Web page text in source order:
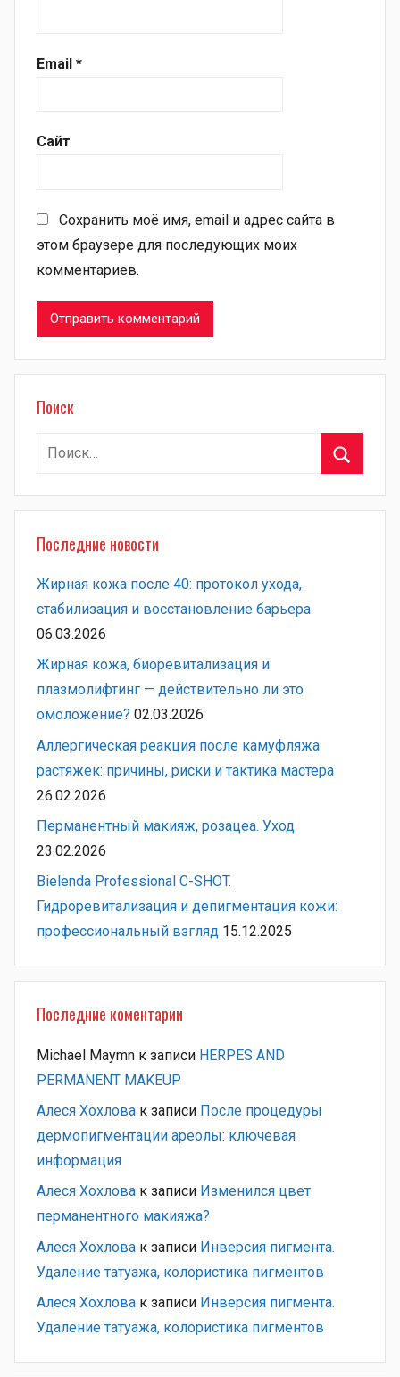
Email *
Сайт
Сохранить моё имя, email и адрес сайта в
этом браузере для последующих моих
комментариев.
Поиск
Найти:
Последние новости
Жирная кожа после 40: протокол ухода,
стабилизация и восстановление барьера
06.03.2026
Жирная кожа, биоревитализация и
плазмолифтинг — действительно ли это
омоложение? 02.03.2026
Аллергическая реакция после камуфляжа
растяжек: причины, риски и тактика мастера
26.02.2026
Перманентный макияж, розацеа. Уход
23.02.2026
Bielenda Professional C-SHOT.
Гидроревитализация и депигментация кожи:
профессиональный взгляд 15.12.2025
Последние коментарии
Michael Maymn к записи HERPES AND
PERMANENT MAKEUP
Алеся Хохлова к записи После процедуры
дермопигментации ареолы: ключевая
информация
Алеся Хохлова к записи Изменился цвет
перманентного макияжа?
Алеся Хохлова к записи Инверсия пигмента.
Удаление татуажа, колористика пигментов
Алеся Хохлова к записи Инверсия пигмента.
Удаление татуажа, колористика пигментов